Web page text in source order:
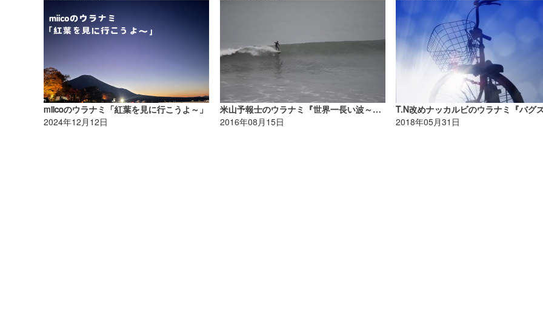
miicoのウラナミ「紅葉を見に行こうよ～」
2024年12月12日
米山予報士のウラナミ『世界一長い波～チカマ～』
2016年08月15日
2018年05月31日